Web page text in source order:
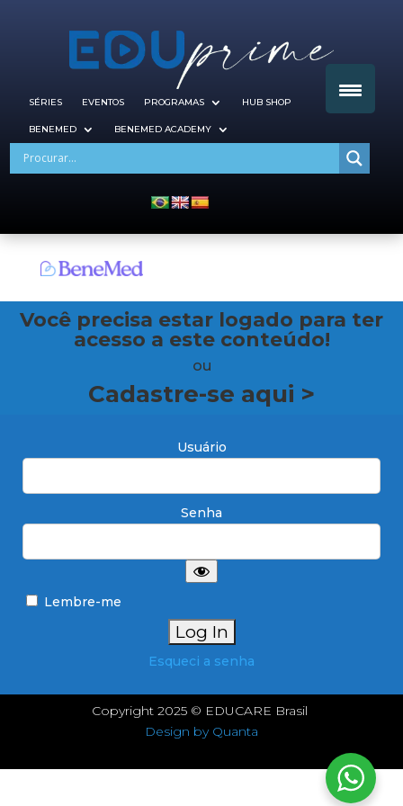
SÉRIES EVENTOS PROGRAMAS HUB SHOP
BENEMED BENEMED ACADEMY
Você precisa estar logado para ter
acesso a este conteúdo!
ou
Cadastre-se aqui >
Usuário
Senha
Lembre-me
Esqueci a senha
Copyright 2025 © EDUCARE Brasil
Design by Quanta